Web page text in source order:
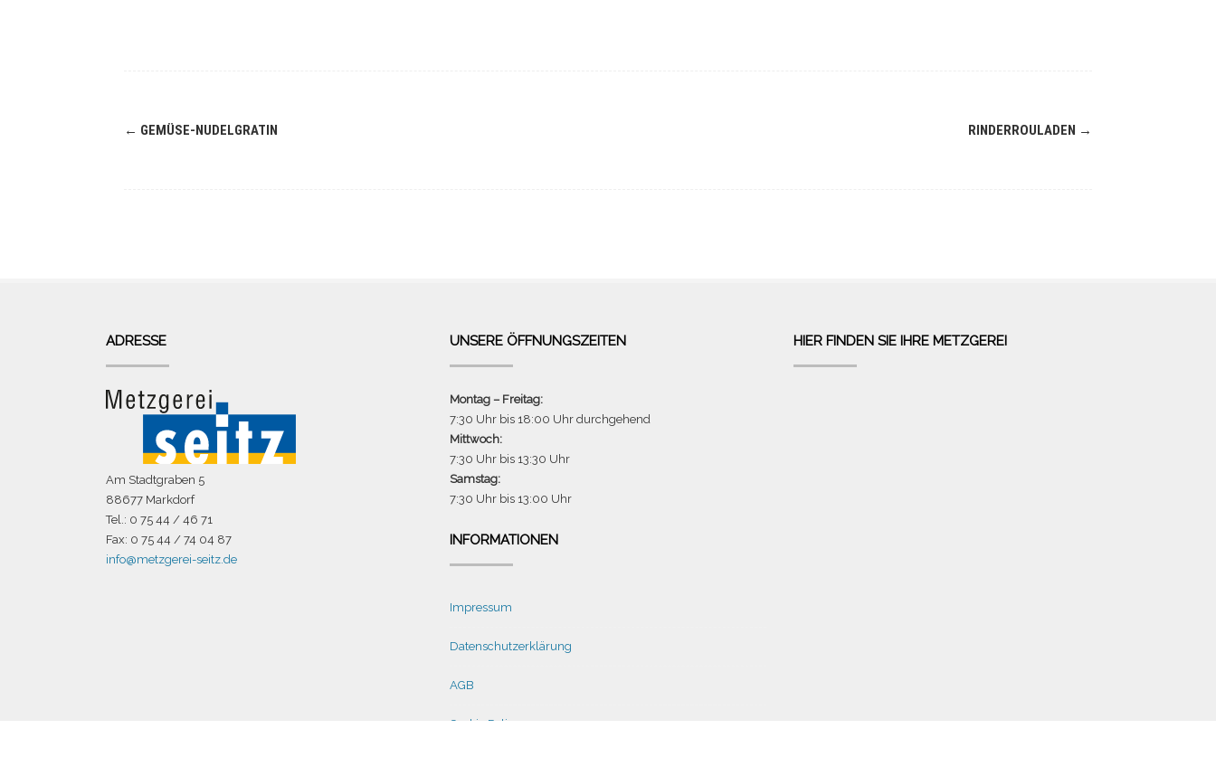
Navigation
← GEMÜSE-NUDELGRATIN RINDERROULADEN →
ADRESSE
Am Stadtgraben 5
88677 Markdorf
Tel.: 0 75 44 / 46 71
Fax: 0 75 44 / 74 04 87
info@metzgerei-seitz.de
UNSERE ÖFFNUNGSZEITEN
Montag – Freitag:
7:30 Uhr bis 18:00 Uhr durchgehend
Mittwoch:
7:30 Uhr bis 13:30 Uhr
Samstag:
7:30 Uhr bis 13:00 Uhr
INFORMATIONEN
Impressum
Datenschutzerklärung
AGB
Cookie Policy
HIER FINDEN SIE IHRE METZGEREI